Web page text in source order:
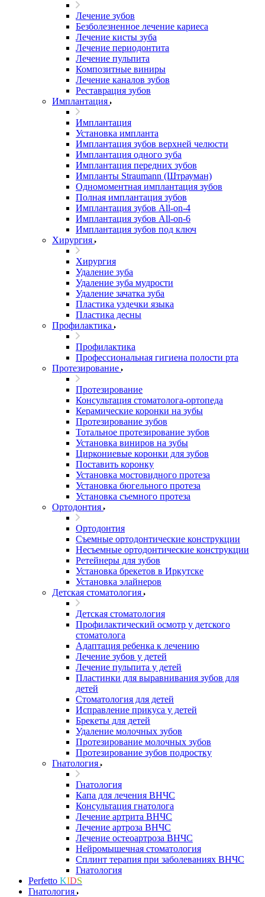
Лечение зубов
Безболезненное лечение кариеса
Лечение кисты зуба
Лечение периодонтита
Лечение пульпита
Композитные виниры
Лечение каналов зубов
Реставрация зубов
Имплантация
Имплантация
Установка импланта
Имплантация зубов верхней челюсти
Имплантация одного зуба
Имплантация передних зубов
Импланты Straumann (Штрауман)
Одномоментная имплантация зубов
Полная имплантация зубов
Имплантация зубов All-on-4
Имплантация зубов All-on-6
Имплантация зубов под ключ
Хирургия
Хирургия
Удаление зуба
Удаление зуба мудрости
Удаление зачатка зуба
Пластика уздечки языка
Пластика десны
Профилактика
Профилактика
Профессиональная гигиена полости рта
Протезирование
Протезирование
Консультация стоматолога-ортопеда
Керамические коронки на зубы
Протезирование зубов
Тотальное протезирование зубов
Установка виниров на зубы
Циркониевые коронки для зубов
Поставить коронку
Установка мостовидного протеза
Установка бюгельного протеза
Установка съемного протеза
Ортодонтия
Ортодонтия
Съемные ортодонтические конструкции
Несъемные ортодонтические конструкции
Ретейнеры для зубов
Установка брекетов в Иркутске
Установка элайнеров
Детская стоматология
Детская стоматология
Профилактический осмотр у детского
стоматолога
Адаптация ребенка к лечению
Лечение зубов у детей
Лечение пульпита у детей
Пластинки для выравнивания зубов для
детей
Стоматология для детей
Исправление прикуса у детей
Брекеты для детей
Удаление молочных зубов
Протезирование молочных зубов
Протезирование зубов подростку
Гнатология
Гнатология
Капа для лечения ВНЧС
Консультация гнатолога
Лечение артрита ВНЧС
Лечение артроза ВНЧС
Лечение остеоартроза ВНЧС
Нейромышечная стоматология
Сплинт терапия при заболеваниях ВНЧС
Гнатология
Perfetto KIDS
Гнатология